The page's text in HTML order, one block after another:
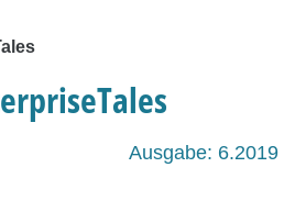
Ausgabe: 6.2019